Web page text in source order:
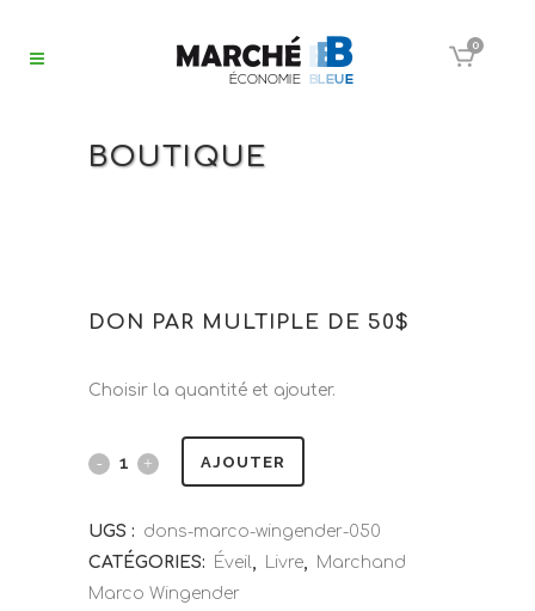
0
BOUTIQUE
DON PAR MULTIPLE DE 50$
Choisir la quantité et ajouter.
AJOUTER
UGS : dons-marco-wingender-050
CATÉGORIES:
Éveil, Livre, Marchand
Marco Wingender